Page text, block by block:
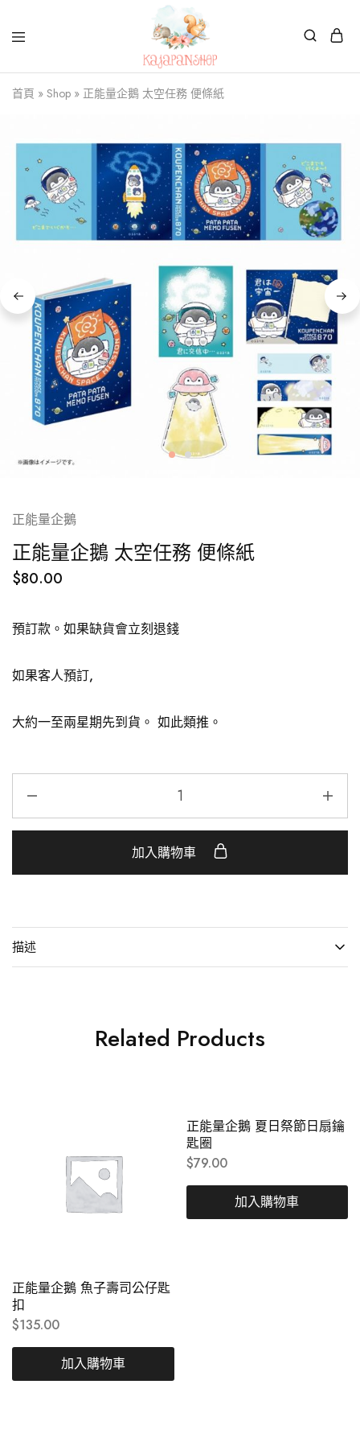
Kajapanshop
日
韓
店
首頁 » Shop » 正能量企鵝 太空任務 便條紙
正能量企鵝
正能量企鵝 太空任務 便條紙
$80.00
預訂款。如果缺貨會立刻退錢
如果客人預訂,
大約一至兩星期先到貨。 如此類推。
加入購物車
描述
Related Products
正能量企鵝 魚子壽司公仔匙
扣
$135.00
加入購物車
正能量企鵝 夏日祭節日扇鑰
匙圈
$79.00
加入購物車